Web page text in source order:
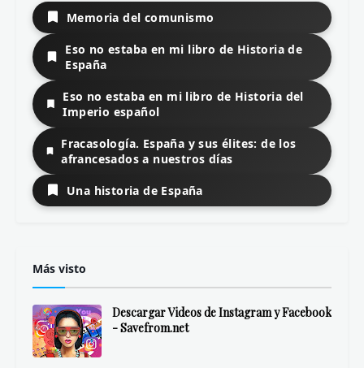
Memoria del comunismo
Eso no estaba en mi libro de Historia de
España
Eso no estaba en mi libro de Historia del
Imperio español
Fracasología. España y sus élites: de los
afrancesados a nuestros días
Una historia de España
Más visto
Descargar Videos de Instagram y Facebook
- Savefrom.net